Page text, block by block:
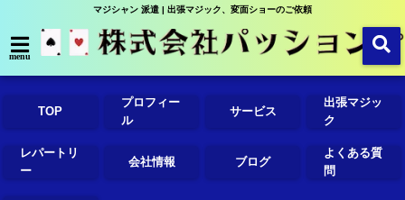
マジシャン 派遣 | 出張マジック、変面ショーのご依頼
menu
TOP
プロフィー
ル
サービス
出張マジッ
ク
レパートリ
ー
会社情報 ブログ
よくある質
問